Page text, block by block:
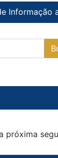
Informação
próxima